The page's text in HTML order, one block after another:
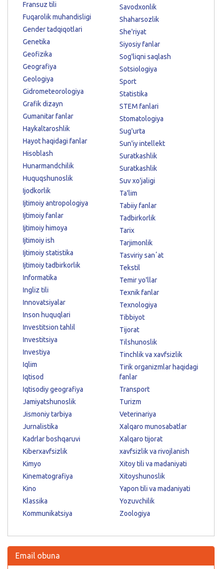
Fransuz tili
Fuqarolik muhandisligi
Gender tadqiqotlari
Genetika
Geofizika
Geografiya
Geologiya
Gidrometeorologiya
Grafik dizayn
Gumanitar fanlar
Haykaltaroshlik
Hayot haqidagi fanlar
Hisoblash
Hunarmandchilik
Huquqshunoslik
Ijodkorlik
Ijtimoiy antropologiya
Ijtimoiy fanlar
Ijtimoiy himoya
Ijtimoiy ish
Ijtimoiy statistika
Ijtimoiy tadbirkorlik
Informatika
Ingliz tili
Innovatsiyalar
Inson huquqlari
Investitsion tahlil
Investitsiya
Investiya
Iqlim
Iqtisod
Iqtisodiy geografiya
Jamiyatshunoslik
Jismoniy tarbiya
Jurnalistika
Kadrlar boshqaruvi
Kiberxavfsizlik
Kimyo
Kinematografiya
Kino
Klassika
Kommunikatsiya
Savodxonlik
Shaharsozlik
She'riyat
Siyosiy fanlar
Sog'liqni saqlash
Sotsiologiya
Sport
Statistika
STEM fanlari
Stomatologiya
Sug'urta
Sun'iy intellekt
Suratkashlik
Suratkashlik
Suv xo'jaligi
Ta'lim
Tabiiy fanlar
Tadbirkorlik
Tarix
Tarjimonlik
Tasviriy sanʼat
Tekstil
Temir yo'llar
Texnik fanlar
Texnologiya
Tibbiyot
Tijorat
Tilshunoslik
Tinchlik va xavfsizlik
Tirik organizmlar haqidagi
fanlar
Transport
Turizm
Veterinariya
Xalqaro munosabatlar
Xalqaro tijorat
xavfsizlik va rivojlanish
Xitoy tili va madaniyati
Xitoyshunoslik
Yapon tili va madaniyati
Yozuvchilik
Zoologiya
Email obuna